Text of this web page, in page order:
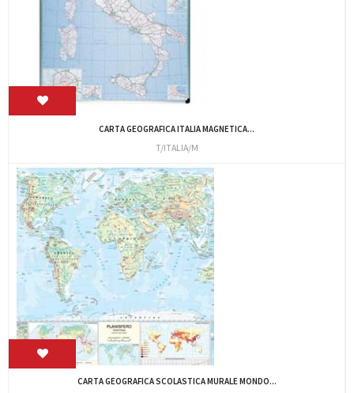
CARTA GEOGRAFICA ITALIA MAGNETICA...
T/ITALIA/M
CARTA GEOGRAFICA SCOLASTICA MURALE MONDO...